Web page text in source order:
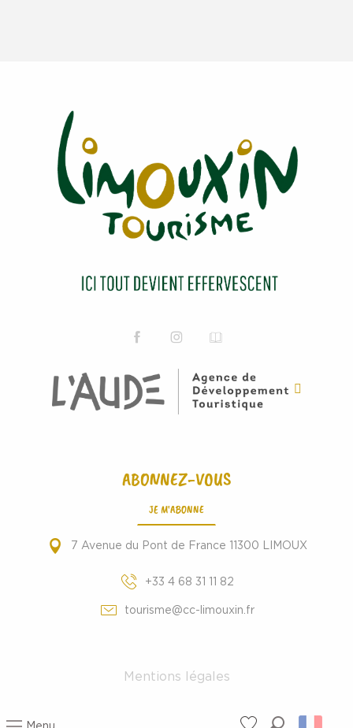
ABONNEZ-VOUS
JE M'ABONNE
7 Avenue du Pont de France 11300 LIMOUX
+33 4 68 31 11 82
tourisme@cc-limouxin.fr
Mentions légales